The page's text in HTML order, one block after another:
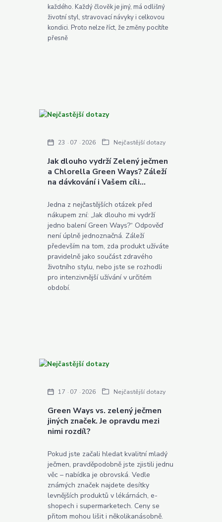
každého. Každý člověk je jiný, má odlišný
životní styl, stravovací návyky i celkovou
kondici. Proto nelze říct, že změny pocítíte
přesně
Jak dlouho vydrží Zelený ječmen
a Chlorella Green Ways? Záleží
na dávkování i Vašem cíli...
23 07 2026 Nejčastější dotazy
Jedna z nejčastějších otázek před
nákupem zní: „Jak dlouho mi vydrží
jedno balení Green Ways?“ Odpověď
není úplně jednoznačná. Záleží
především na tom, zda produkt užíváte
pravidelně jako součást zdravého
životního stylu, nebo jste se rozhodli
pro intenzivnější užívání v určitém
období.
Green Ways vs. zelený ječmen
jiných značek. Je opravdu mezi
nimi rozdíl?
17 07 2026 Nejčastější dotazy
Pokud jste začali hledat kvalitní mladý
ječmen, pravděpodobně jste zjistili jednu
věc – nabídka je obrovská. Vedle
známých značek najdete desítky
levnějších produktů v lékárnách, e-
shopech i supermarketech. Ceny se
přitom mohou lišit i několikanásobně.